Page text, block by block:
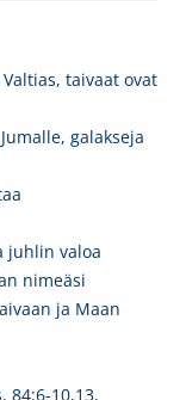
taivaat ovat
galakseja
juhlin valoa
nimeäsi
ja Maan
84:6-10,13,